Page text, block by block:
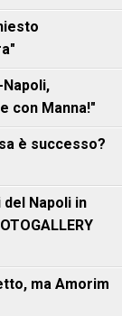
con Manna!"
è successo?
Napoli in
ma Amorim